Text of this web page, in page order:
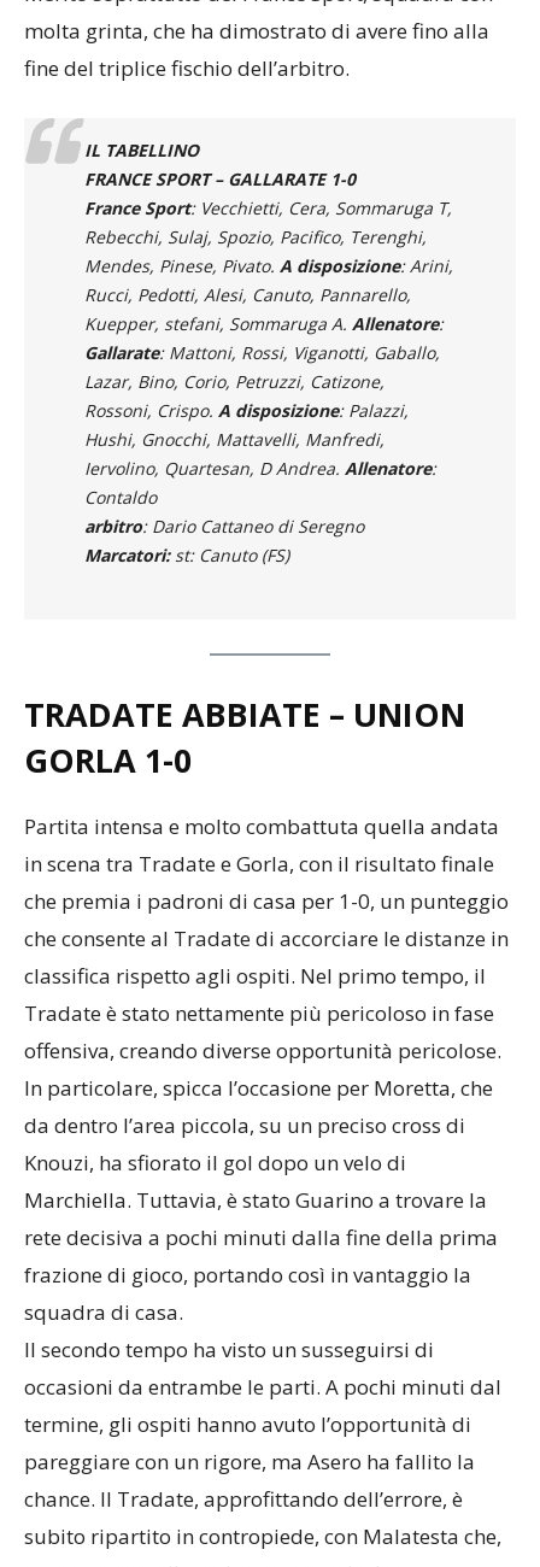
molta grinta, che ha dimostrato di avere fino alla
fine del triplice fischio dell’arbitro.
IL TABELLINO
FRANCE SPORT – GALLARATE 1-0
France Sport: Vecchietti, Cera, Sommaruga T,
Rebecchi, Sulaj, Spozio, Pacifico, Terenghi,
Mendes, Pinese, Pivato. A disposizione: Arini,
Rucci, Pedotti, Alesi, Canuto, Pannarello,
Kuepper, stefani, Sommaruga A. Allenatore:
Gallarate: Mattoni, Rossi, Viganotti, Gaballo,
Lazar, Bino, Corio, Petruzzi, Catizone,
Rossoni, Crispo. A disposizione: Palazzi,
Hushi, Gnocchi, Mattavelli, Manfredi,
Iervolino, Quartesan, D Andrea. Allenatore:
Contaldo
arbitro: Dario Cattaneo di Seregno
Marcatori:st: Canuto (FS)
TRADATE ABBIATE – UNION
GORLA 1-0
Partita intensa e molto combattuta quella andata
in scena tra Tradate e Gorla, con il risultato finale
che premia i padroni di casa per 1-0, un punteggio
che consente al Tradate di accorciare le distanze in
classifica rispetto agli ospiti. Nel primo tempo, il
Tradate è stato nettamente più pericoloso in fase
offensiva, creando diverse opportunità pericolose.
In particolare, spicca l’occasione per Moretta, che
da dentro l’area piccola, su un preciso cross di
Knouzi, ha sfiorato il gol dopo un velo di
Marchiella. Tuttavia, è stato Guarino a trovare la
rete decisiva a pochi minuti dalla fine della prima
frazione di gioco, portando così in vantaggio la
squadra di casa.
Il secondo tempo ha visto un susseguirsi di
occasioni da entrambe le parti. A pochi minuti dal
termine, gli ospiti hanno avuto l’opportunità di
pareggiare con un rigore, ma Asero ha fallito la
chance. Il Tradate, approfittando dell’errore, è
subito ripartito in contropiede, con Malatesta che,